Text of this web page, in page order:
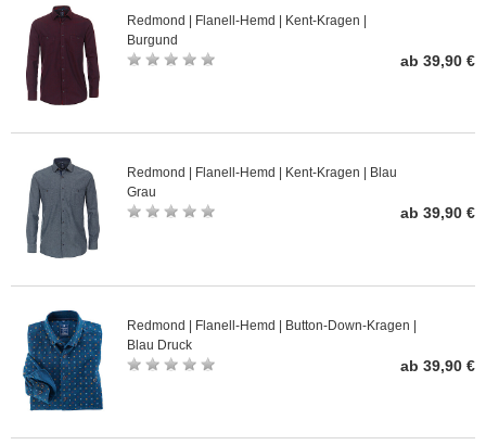
Redmond | Flanell-Hemd | Kent-Kragen |
Burgund
ab 39,90 €
Redmond | Flanell-Hemd | Kent-Kragen | Blau
Grau
ab 39,90 €
Redmond | Flanell-Hemd | Button-Down-Kragen |
Blau Druck
ab 39,90 €